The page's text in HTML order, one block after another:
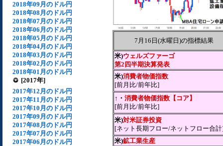
2018年09月のドル円
2018年08月のドル円
2018年07月のドル円
2018年06月のドル円
2018年05月のドル円
2018年04月のドル円
2018年03月のドル円
2018年02月のドル円
2018年01月のドル円
[2017年]
2017年12月のドル円
2017年11月のドル円
2017年10月のドル円
2017年09月のドル円
2017年08月のドル円
2017年07月のドル円
2017年06月のドル円
7月16日(水曜日)の指標結果
米)ウェルズファーゴ
第2四半期決算発表
米)消費者物価指数
[前月比/前年比]
↑・ 消費者物価指数【コア】
[前月比/前年比]
米)対米証券投資
[ネット長期フロー/ネットフロー合
米)鉱工業生産